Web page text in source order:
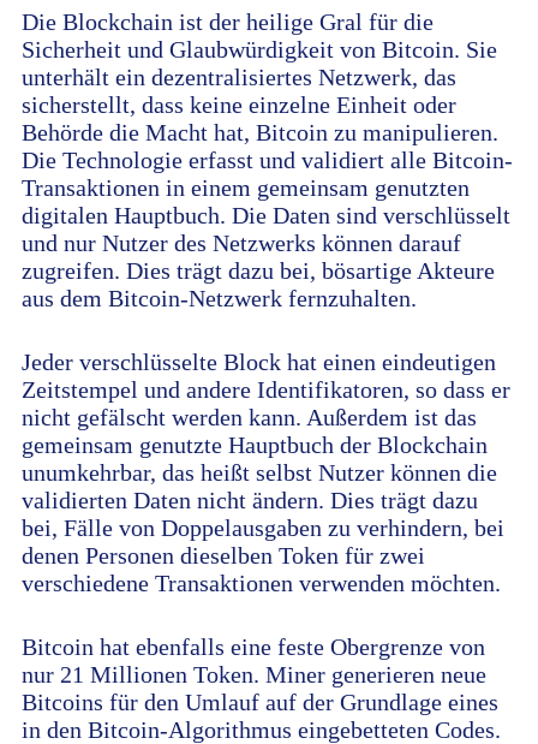
Die Blockchain ist der heilige Gral für die
Sicherheit und Glaubwürdigkeit von Bitcoin. Sie
unterhält ein dezentralisiertes Netzwerk, das
sicherstellt, dass keine einzelne Einheit oder
Behörde die Macht hat, Bitcoin zu manipulieren.
Die Technologie erfasst und validiert alle Bitcoin-
Transaktionen in einem gemeinsam genutzten
digitalen Hauptbuch. Die Daten sind verschlüsselt
und nur Nutzer des Netzwerks können darauf
zugreifen. Dies trägt dazu bei, bösartige Akteure
aus dem Bitcoin-Netzwerk fernzuhalten.
Jeder verschlüsselte Block hat einen eindeutigen
Zeitstempel und andere Identifikatoren, so dass er
nicht gefälscht werden kann. Außerdem ist das
gemeinsam genutzte Hauptbuch der Blockchain
unumkehrbar, das heißt selbst Nutzer können die
validierten Daten nicht ändern. Dies trägt dazu
bei, Fälle von Doppelausgaben zu verhindern, bei
denen Personen dieselben Token für zwei
verschiedene Transaktionen verwenden möchten.
Bitcoin hat ebenfalls eine feste Obergrenze von
nur 21 Millionen Token. Miner generieren neue
Bitcoins für den Umlauf auf der Grundlage eines
in den Bitcoin-Algorithmus eingebetteten Codes.